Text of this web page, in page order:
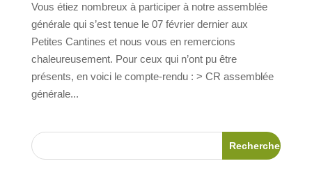
Vous étiez nombreux à participer à notre assemblée
générale qui s’est tenue le 07 février dernier aux
Petites Cantines et nous vous en remercions
chaleureusement. Pour ceux qui n’ont pu être
présents, en voici le compte-rendu : > CR assemblée
générale...